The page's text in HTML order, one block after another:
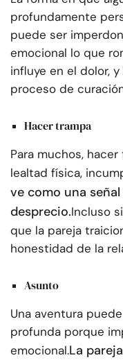
profundamente
puede ser
emocional lo que
influye en el dolor,
proceso de
Hacer trampa
Para muchos,
lealtad física,
ve como una
desprecio.Incluso
que la pareja
honestidad de la
Asunto
Una aventura
profunda porque
emocional.La